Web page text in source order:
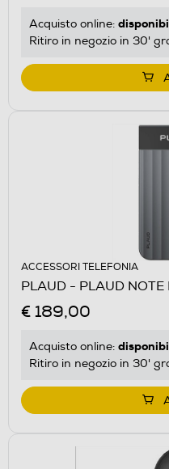
Acquisto online:
Ritiro in negozio in 30'
ACCESSORI TELEFONIA
PLAUD - PLAUD
€ 189,00
Acquisto online:
Ritiro in negozio in 30'